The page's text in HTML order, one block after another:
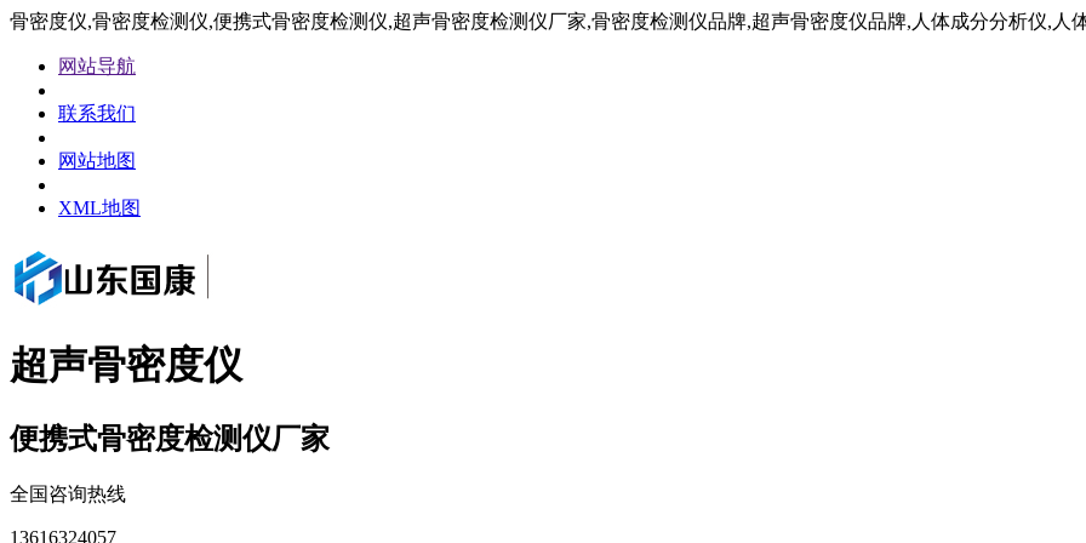
骨密度仪,骨密度检测仪,便携式骨密度检测仪,超声骨密度检测仪厂家,骨密度检测仪品牌,超声骨密度仪品牌,人体成分分析仪,人
网站导航
联系我们
网站地图
XML地图
超声骨密度仪
便携式骨密度检测仪厂家
全国咨询热线
13616324057